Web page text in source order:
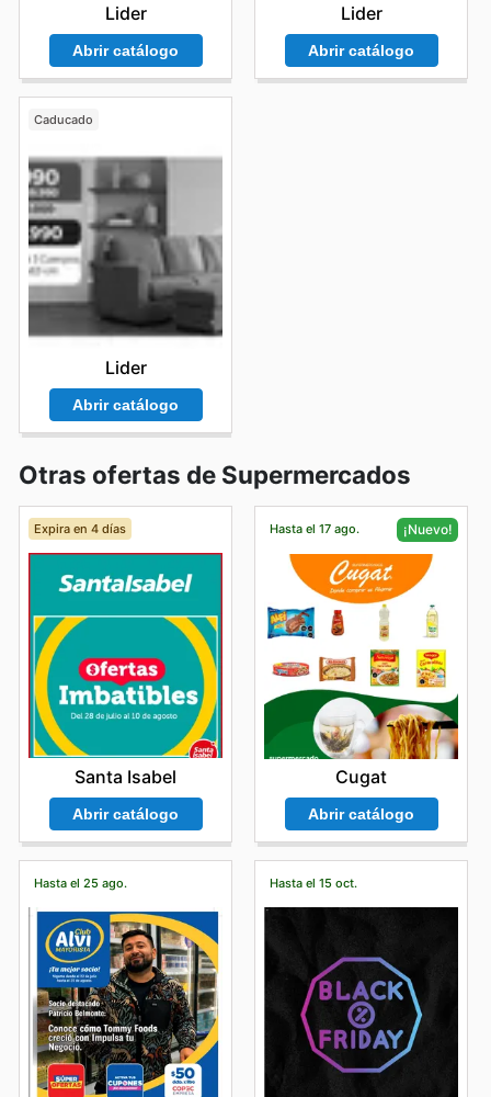
Lider
Abrir catálogo
Lider
Abrir catálogo
Caducado
Lider
Abrir catálogo
Otras ofertas de Supermercados
Expira en 4 días
Santa Isabel
Abrir catálogo
Hasta el 17 ago. ¡Nuevo!
Cugat
Abrir catálogo
Hasta el 25 ago. Hasta el 15 oct.